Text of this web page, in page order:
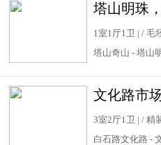
1室1厅1卫 | / 毛
塔山奇山 - 塔山
3室2厅1卫 | / 精
白石路文化路 -